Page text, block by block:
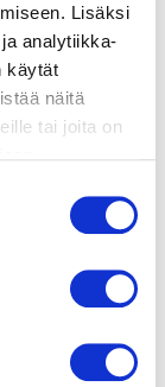
Lisäksi
analytiikka-
käytät
näitä
tai joita on